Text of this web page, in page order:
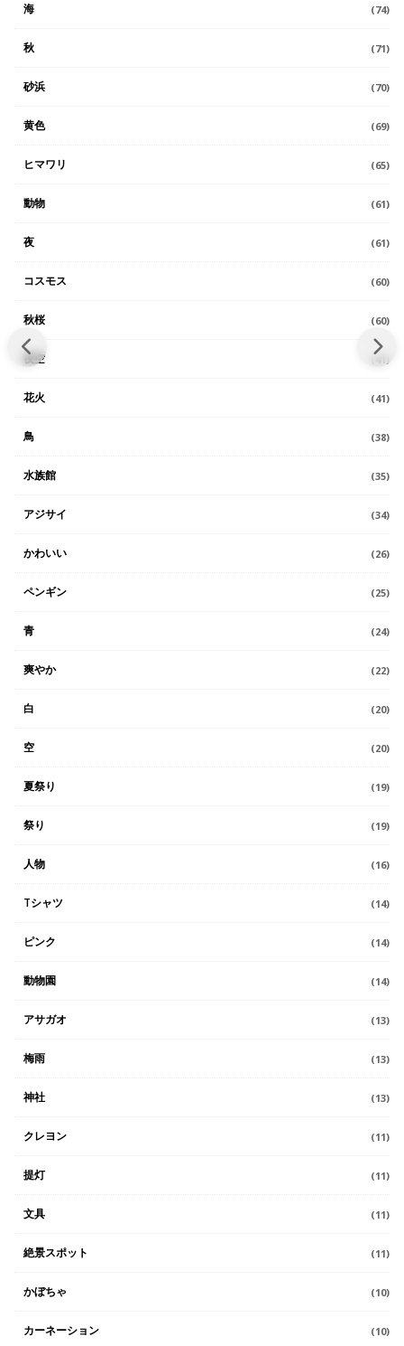
海 (74)
秋 (71)
砂浜 (70)
黄色 (69)
ヒマワリ (65)
動物 (61)
夜 (61)
コスモス (60)
秋桜 (60)
夜空 (41)
花火 (41)
鳥 (38)
水族館 (35)
アジサイ (34)
かわいい (26)
ペンギン (25)
青 (24)
爽やか (22)
白 (20)
空 (20)
夏祭り (19)
祭り (19)
人物 (16)
Tシャツ (14)
ピンク (14)
動物園 (14)
アサガオ (13)
梅雨 (13)
神社 (13)
クレヨン (11)
提灯 (11)
文具 (11)
絶景スポット (11)
かぼちゃ (10)
カーネーション (10)